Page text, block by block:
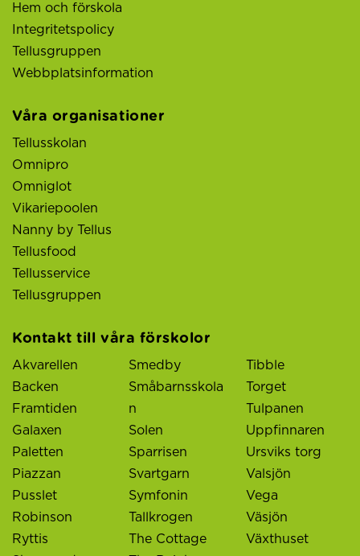
Hem och förskola
Integritetspolicy
Tellusgruppen
Webbplatsinformation
Våra organisationer
Tellusskolan
Omnipro
Omniglot
Vikariepoolen
Nanny by Tellus
Tellusfood
Tellusservice
Tellusgruppen
Kontakt till våra förskolor
Akvarellen
Backen
Framtiden
Galaxen
Paletten
Piazzan
Pusslet
Robinson
Ryttis
Smedby
Småbarnsskola
n
Solen
Sparrisen
Svartgarn
Symfonin
Tallkrogen
The Cottage
Tibble
Torget
Tulpanen
Uppfinnaren
Ursviks torg
Valsjön
Vega
Väsjön
Växthuset